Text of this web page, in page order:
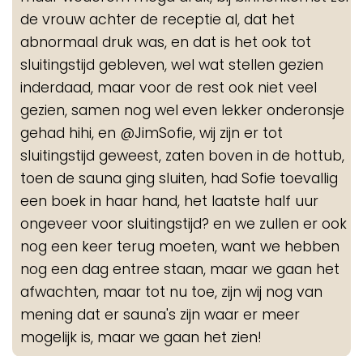
de vrouw achter de receptie al, dat het
abnormaal druk was, en dat is het ook tot
sluitingstijd gebleven, wel wat stellen gezien
inderdaad, maar voor de rest ook niet veel
gezien, samen nog wel even lekker onderonsje
gehad hihi, en @JimSofie, wij zijn er tot
sluitingstijd geweest, zaten boven in de hottub,
toen de sauna ging sluiten, had Sofie toevallig
een boek in haar hand, het laatste half uur
ongeveer voor sluitingstijd? en we zullen er ook
nog een keer terug moeten, want we hebben
nog een dag entree staan, maar we gaan het
afwachten, maar tot nu toe, zijn wij nog van
mening dat er sauna's zijn waar er meer
mogelijk is, maar we gaan het zien!